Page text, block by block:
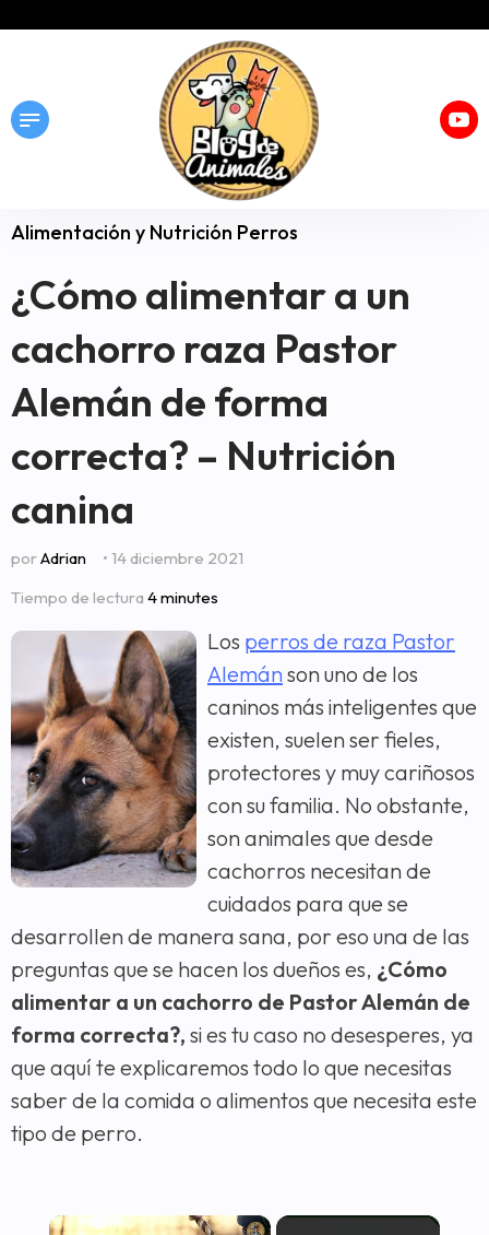
Alimentación y Nutrición Perros
¿Cómo alimentar a un
cachorro raza Pastor
Alemán de forma
correcta? – Nutrición
canina
porAdrian
• 14 diciembre 2021
Tiempo de lectura 4 minutes
Los perros de raza Pastor
Alemán son uno de los
caninos más inteligentes que
existen, suelen ser fieles,
protectores y muy cariñosos
con su familia. No obstante,
son animales que desde
cachorros necesitan de
cuidados para que se
desarrollen de manera sana, por eso una de las
preguntas que se hacen los dueños es, ¿Cómo
alimentar a un cachorro de Pastor Alemán de
forma correcta?, si es tu caso no desesperes, ya
que aquí te explicaremos todo lo que necesitas
saber de la comida o alimentos que necesita este
tipo de perro.
×